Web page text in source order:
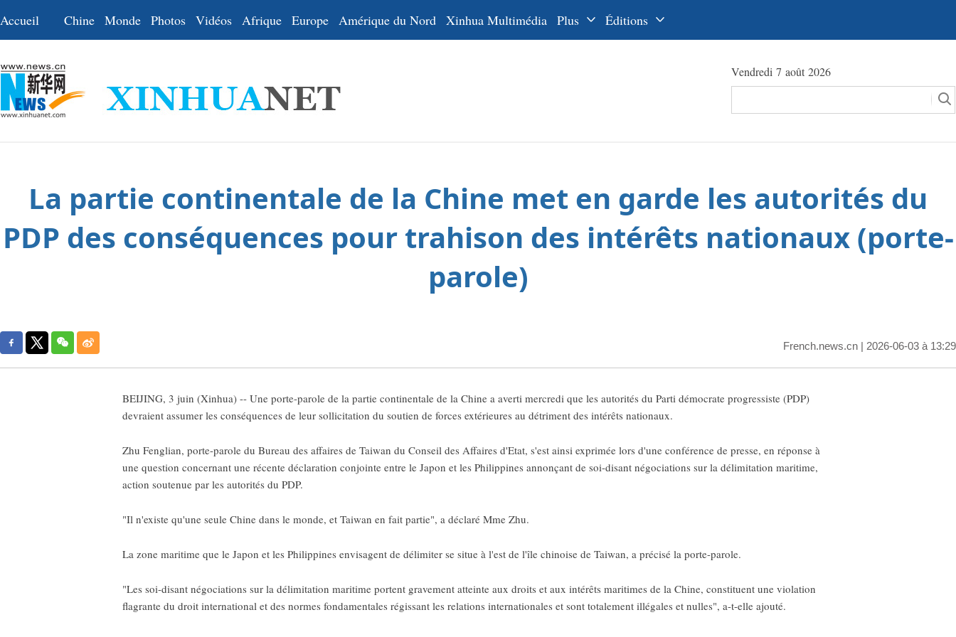
Accueil Chine Monde Photos Vidéos Afrique Europe Amérique du Nord Xinhua Multimédia Plus Éditions
عربي
한국어
日本語
Vendredi 7 août 2026
La partie continentale de la Chine met en garde les autorités du
PDP des conséquences pour trahison des intérêts nationaux (porte-
parole)
French.news.cn | 2026-06-03 à 13:29
BEIJING, 3 juin (Xinhua) -- Une porte-parole de la partie continentale de la Chine a averti mercredi que les autorités du Parti démocrate progressiste (PDP)
devraient assumer les conséquences de leur sollicitation du soutien de forces extérieures au détriment des intérêts nationaux.
Zhu Fenglian, porte-parole du Bureau des affaires de Taiwan du Conseil des Affaires d'Etat, s'est ainsi exprimée lors d'une conférence de presse, en réponse à
une question concernant une récente déclaration conjointe entre le Japon et les Philippines annonçant de soi-disant négociations sur la délimitation maritime,
action soutenue par les autorités du PDP.
"Il n'existe qu'une seule Chine dans le monde, et Taiwan en fait partie", a déclaré Mme Zhu.
La zone maritime que le Japon et les Philippines envisagent de délimiter se situe à l'est de l'île chinoise de Taiwan, a précisé la porte-parole.
"Les soi-disant négociations sur la délimitation maritime portent gravement atteinte aux droits et aux intérêts maritimes de la Chine, constituent une violation
flagrante du droit international et des normes fondamentales régissant les relations internationales et sont totalement illégales et nulles", a-t-elle ajouté.